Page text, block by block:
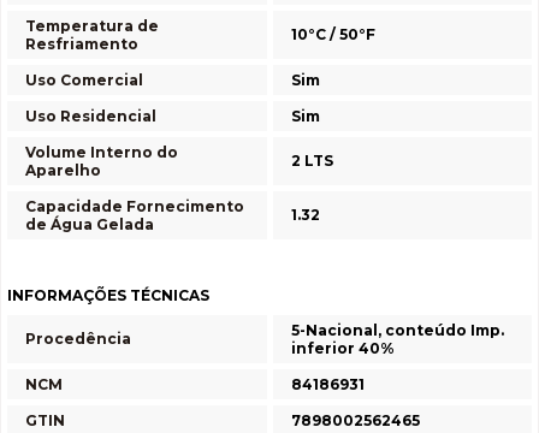
Temperatura de
Resfriamento
10°C / 50°F
Uso Comercial
Sim
Uso Residencial
Sim
Volume Interno do
Aparelho
2 LTS
Capacidade Fornecimento
de Água Gelada
1.32
INFORMAÇÕES TÉCNICAS
Procedência
5-Nacional, conteúdo Imp.
inferior 40%
NCM
84186931
GTIN
7898002562465